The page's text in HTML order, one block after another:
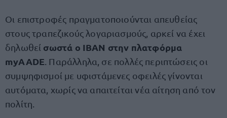
Οι επιστροφές πραγματοποιούνται απευθείας
στους τραπεζικούς λογαριασμούς, αρκεί να έχει
δηλωθεί σωστά ο IBAN στην πλατφόρμα
myAADE . Παράλληλα, σε πολλές περιπτώσεις οι
συμψηφισμοί με υφιστάμενες οφειλές γίνονται
αυτόματα, χωρίς να απαιτείται νέα αίτηση από τον
πολίτη.